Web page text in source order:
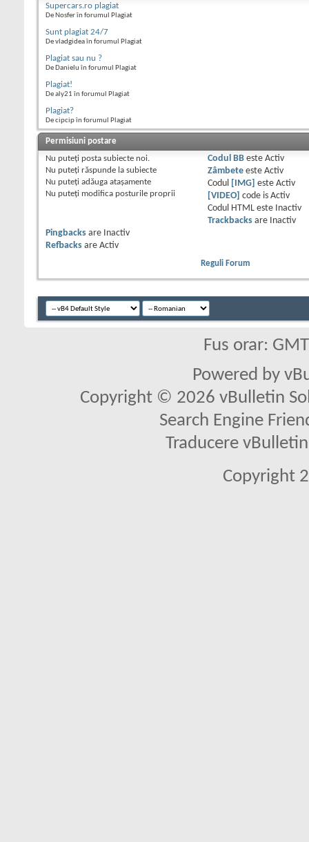
Supercars.ro plagiat
De Nosfer în forumul Plagiat
Sunt plagiat 24/7
De vladgidea în forumul Plagiat
Plagiat sau nu ?
De Danielu în forumul Plagiat
Plagiat!
De aly21 în forumul Plagiat
Plagiat?
De cipcip în forumul Plagiat
Permisiuni postare
Nu puteţi posta subiecte noi.
Nu puteţi răspunde la subiecte
Nu puteţi adăuga ataşamente
Nu puteţi modifica posturile proprii
Codul BBeste Activ
Zâmbeteeste Activ
Codul
[IMG] este Activ
[VIDEO] code is Activ
Codul HTML este
Inactiv
Trackbacksare
Inactiv
Pingbacks are
Inactiv
Refbacks are Activ
Reguli Forum
Fus orar:
Powered by
Copyright © 2026 vBulletin
Search Engine
Traducere
Copyright